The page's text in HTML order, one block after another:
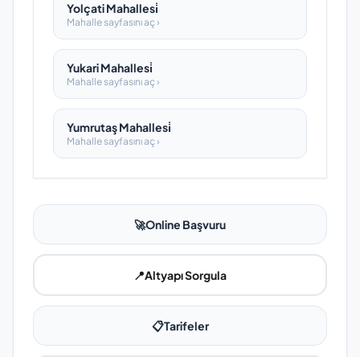
Yolçati Mahallesi̇
Mahalle sayfasını aç ›
Yukari Mahallesi̇
Mahalle sayfasını aç ›
Yumrutaş Mahallesi̇
Mahalle sayfasını aç ›
🚀Online Başvuru
📍Altyapı Sorgula
📋Tarifeler